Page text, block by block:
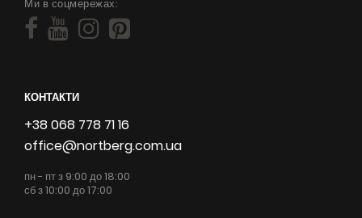
Ми в соцмережах:
КОНТАКТИ
+38 068 778 71 16
office@nortberg.com.ua
пн - пт з 9:00 до 18:00
сб з 10:00 до 17:00